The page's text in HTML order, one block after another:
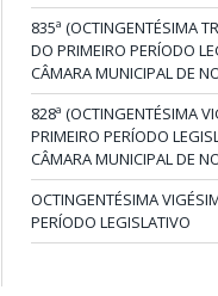
835ª (OCTINGENTÉSIMA
DO PRIMEIRO PERÍODO
CÂMARA MUNICIPAL DE
828ª (OCTINGENTÉSIMA
PRIMEIRO PERÍODO
CÂMARA MUNICIPAL DE
OCTINGENTÉSIMA
PERÍODO LEGISLATIVO